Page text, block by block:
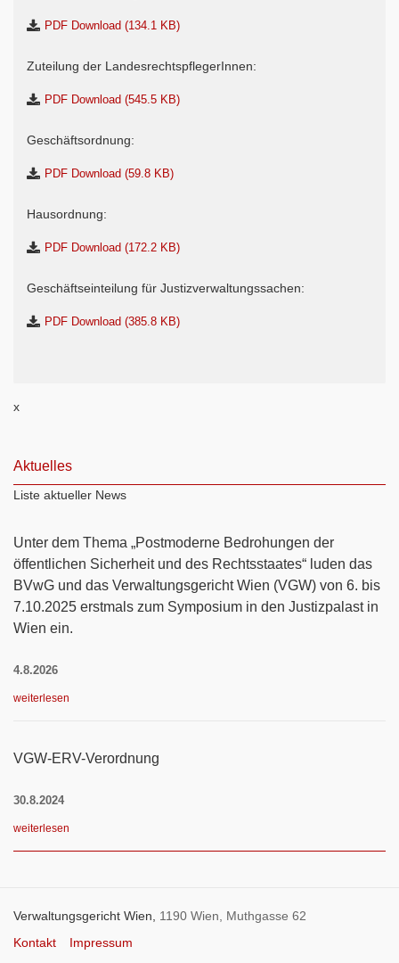
PDF Download (134.1 KB)
Zuteilung der LandesrechtspflegerInnen:
PDF Download (545.5 KB)
Geschäftsordnung:
PDF Download (59.8 KB)
Hausordnung:
PDF Download (172.2 KB)
Geschäftseinteilung für Justizverwaltungssachen:
PDF Download (385.8 KB)
x
Aktuelles
Liste aktueller News
Unter dem Thema „Postmoderne Bedrohungen der
öffentlichen Sicherheit und des Rechtsstaates“ luden das
BVwG und das Verwaltungsgericht Wien (VGW) von 6. bis
7.10.2025 erstmals zum Symposium in den Justizpalast in
Wien ein.
4.8.2026
weiterlesen
VGW-ERV-Verordnung
30.8.2024
weiterlesen
Verwaltungsgericht Wien, 1190 Wien, Muthgasse 62
Kontakt
Impressum